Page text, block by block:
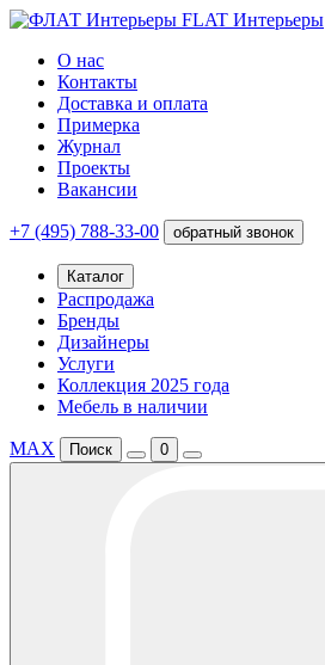
FLAT Интерьеры
О нас
Контакты
Доставка и оплата
Примерка
Журнал
Проекты
Вакансии
+7 (495) 788-33-00 обратный звонок
Каталог
Распродажа
Бренды
Дизайнеры
Услуги
Коллекция 2025 года
Мебель в наличии
MAX Поиск 0